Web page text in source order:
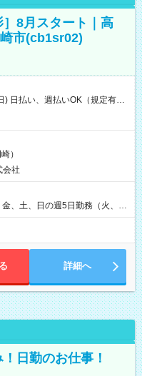
8月スタート｜高
市(cb1sr02)
有
）
会社
、土、日の週5日勤務（火、水
、長期休暇有り！） ・ワンシ
詳細へ
日勤のお仕事！